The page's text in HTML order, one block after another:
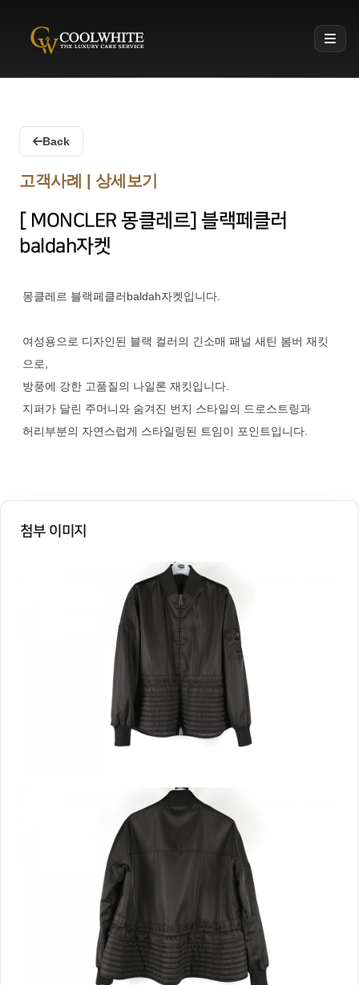
Coolwhite
Back
고객사례 | 상세보기
[ MONCLER 몽클레르] 블랙페클러
baldah자켓
몽클레르 블랙페클러baldah자켓입니다.
여성용으로 디자인된 블랙 컬러의 긴소매 패널 새틴 봄버 재킷
으로,
방풍에 강한 고품질의 나일론 재킷입니다.
지퍼가 달린 주머니와 숨겨진 번지 스타일의 드로스트링과
허리부분의 자연스럽게 스타일링된 트임이 포인트입니다.
첨부 이미지